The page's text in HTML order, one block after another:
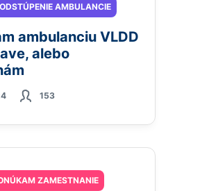
AMBULANCIE
ambulanciu VLDD
alebo
153
ZAMESTNANIE